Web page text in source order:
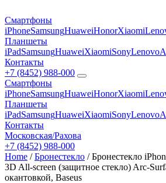
Смартфоны
iPhoneSamsungHuaweiHonorXiaomi
Планшеты
iPadSamsungHuaweiXiaomiSonyLenovo
Контакты
+7 (8452) 988-000
Смартфоны
iPhoneSamsungHuaweiHonorXiaomi
Планшеты
iPadSamsungHuaweiXiaomiSonyLenovo
Контакты
Московская/Рахова
+7 (8452) 988-000
Home /Бронестекло / Бронестекло
3D All-screen (защитное стекло) Arc-
окантовкой, Baseus